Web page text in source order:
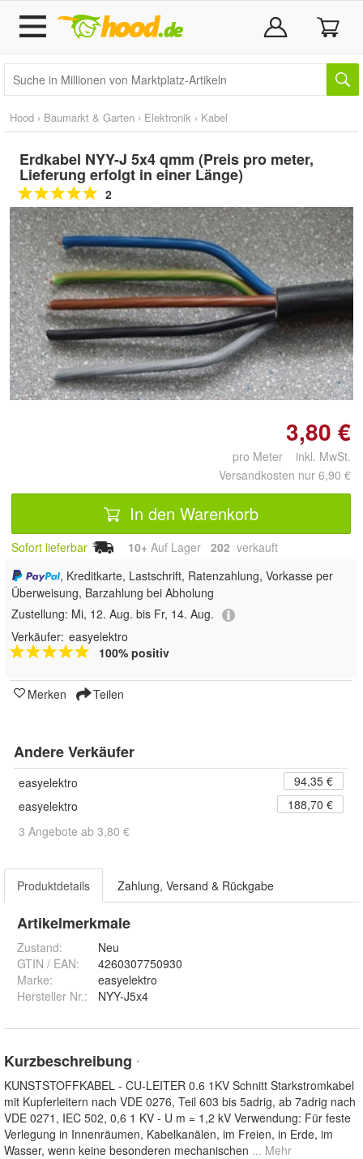
Hood › Baumarkt & Garten › Elektronik › Kabel
Erdkabel NYY-J 5x4 qmm (Preis pro meter,
Lieferung erfolgt in einer Länge)
2
Doppelt antippen zum
vergrößern
3,80 €
pro Meter inkl. MwSt.
Versandkosten nur 6,90 €
In den Warenkorb
Sofort lieferbar 10+ Auf Lager 202 verkauft
, Kreditkarte, Lastschrift, Ratenzahlung, Vorkasse per
Überweisung, Barzahlung bei Abholung
Zustellung: Mi, 12. Aug. bis Fr, 14. Aug.
Verkäufer: easyelektro
100% positiv
Merken Teilen
Andere Verkäufer
easyelektro
94,35 €
easyelektro
188,70 €
3 Angebote ab 3,80 €
Produktdetails Zahlung, Versand & Rückgabe
Artikelmerkmale
Zustand:
Neu
GTIN / EAN:
4260307750930
Marke:
easyelektro
Hersteller Nr.:
NYY-J5x4
Kurzbeschreibung *
KUNSTSTOFFKABEL - CU-LEITER 0.6 1KV Schnitt Starkstromkabel
mit Kupferleitern nach VDE 0276, Teil 603 bis 5adrig, ab 7adrig nach
VDE 0271, IEC 502, 0,6 1 KV - U m = 1,2 kV Verwendung: Für feste
Verlegung in Innenräumen, Kabelkanälen, im Freien, in Erde, im
Wasser, wenn keine besonderen mechanischen ... Mehr